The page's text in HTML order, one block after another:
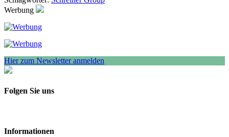
Werbung
Hier zum Newsletter anmelden
Folgen Sie uns
Informationen